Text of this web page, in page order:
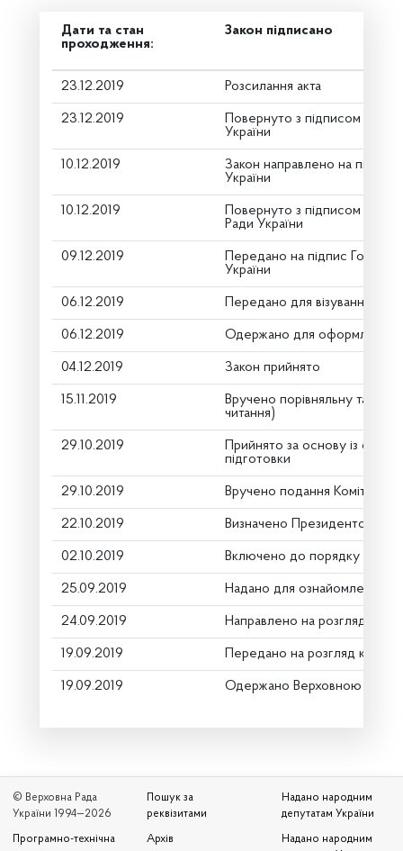
Дати та стан
проходження:
Закон підписано
23.12.2019 Розсилання акта
23.12.2019
Повернуто з підписом від
України
10.12.2019
Закон направлено на підпис
України
10.12.2019
Повернуто з підписом
Ради України
09.12.2019
Передано на підпис Голові
України
06.12.2019 Передано для візування в
06.12.2019 Одержано для оформлення
04.12.2019 Закон прийнято
15.11.2019
Вручено порівняльну
читання)
29.10.2019
Прийнято за основу із
підготовки
29.10.2019 Вручено подання Комітету
22.10.2019 Визначено Президентом як
02.10.2019 Включено до порядку
25.09.2019 Надано для ознайомлення
24.09.2019 Направлено на розгляд
19.09.2019 Передано на розгляд
19.09.2019 Одержано Верховною Радою
© Верховна Рада
України 1994—2026
Програмно-технічна
Пошук за
реквізитами
Архів
Надано народним
депутатам України
Надано народним